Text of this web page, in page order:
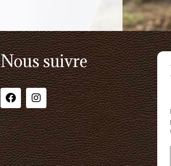
Nous suivre